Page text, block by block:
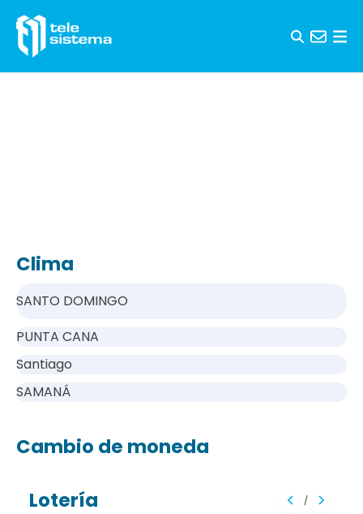
Clima
SANTO DOMINGO
PUNTA CANA
Santiago
SAMANÁ
Cambio de moneda
Lotería /